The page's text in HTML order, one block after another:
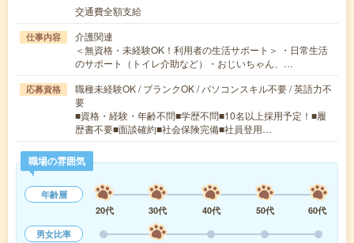
交通費全額支給
仕事内容
介護関連
＜無資格・未経験OK！利用者の生活サポート＞ ・日常生活
のサポート（トイレ介助など）・おじいちゃん、…
応募資格
職種未経験OK / ブランクOK / パソコンスキル不要 / 英語力不
要
■資格・経験・年齢不問■学歴不問■10名以上採用予定！■履
歴書不要■面談確約■社会保険完備■社員登用…
職場の雰囲気
年齢層
20代
30代 40代 50代
60代
男女比率